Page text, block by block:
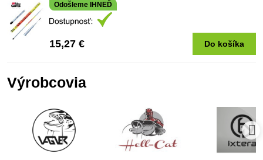
Odošleme IHNEĎ
15,27 € Do košíka
Výrobcovia